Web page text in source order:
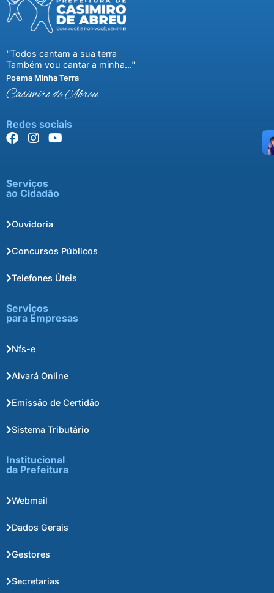
"Todos cantam a sua terra
Também vou cantar a minha..."
Poema Minha Terra
Casimiro de Abreu
Redes sociais
Serviços
ao Cidadão
Ouvidoria
Concursos Públicos
Telefones Úteis
Serviços
para Empresas
Nfs-e
Alvará Online
Emissão de Certidão
Sistema Tributário
Institucional
da Prefeitura
Webmail
Dados Gerais
Gestores
Secretarias